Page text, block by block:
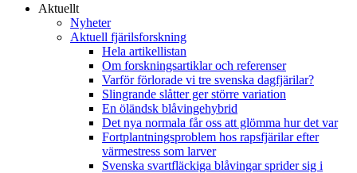
Aktuellt
Nyheter
Aktuell fjärilsforskning
Hela artikellistan
Om forskningsartiklar och referenser
Varför förlorade vi tre svenska dagfjärilar?
Slingrande slåtter ger större variation
En öländsk blåvingehybrid
Det nya normala får oss att glömma hur det var
Fortplantningsproblem hos rapsfjärilar efter
värmestress som larver
Svenska svartfläckiga blåvingar sprider sig i